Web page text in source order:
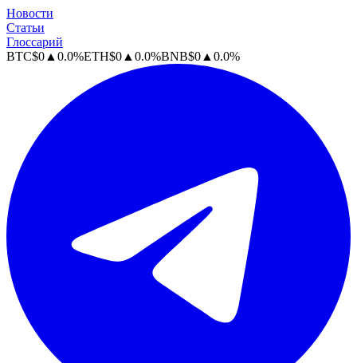
Новости
Статьи
Глоссарий
BTC$0 ▲ 0.0%ETH$0 ▲ 0.0%BNB$0 ▲ 0.0%